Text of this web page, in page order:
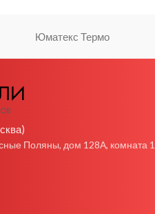
Юматекс Термо
Поляны, дом 128А, комната 1